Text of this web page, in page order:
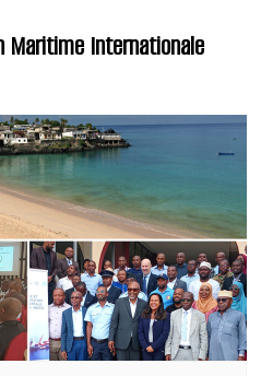
Maritime Internationale